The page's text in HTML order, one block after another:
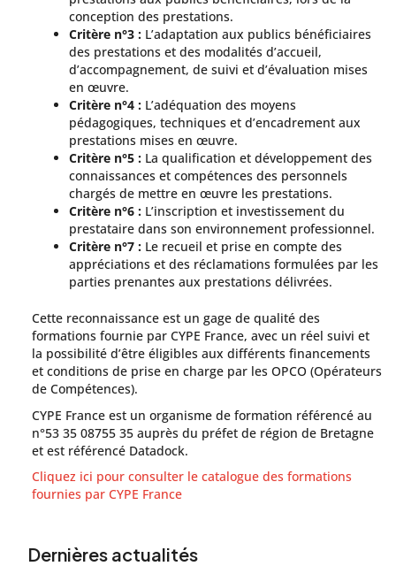
conception des prestations.
Critère n°3 : L’adaptation aux publics bénéficiaires
des prestations et des modalités d’accueil,
d’accompagnement, de suivi et d’évaluation mises
en œuvre.
Critère n°4 : L’adéquation des moyens
pédagogiques, techniques et d’encadrement aux
prestations mises en œuvre.
Critère n°5 : La qualification et développement des
connaissances et compétences des personnels
chargés de mettre en œuvre les prestations.
Critère n°6 : L’inscription et investissement du
prestataire dans son environnement professionnel.
Critère n°7 : Le recueil et prise en compte des
appréciations et des réclamations formulées par les
parties prenantes aux prestations délivrées.
Cette reconnaissance est un gage de qualité des
formations fournie par CYPE France, avec un réel suivi et
la possibilité d’être éligibles aux différents financements
et conditions de prise en charge par les OPCO (Opérateurs
de Compétences).
CYPE France est un organisme de formation référencé au
n°53 35 08755 35 auprès du préfet de région de Bretagne
et est référencé Datadock.
Cliquez ici pour consulter le catalogue des formations
fournies par CYPE France
Dernières actualités